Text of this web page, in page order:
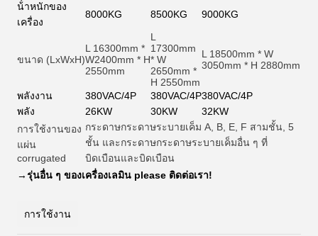
น้ําหนักของ
เครื่อง
8000KG 8500KG 9000KG
ขนาด (LxWxH)
L 16300mm *
W2400mm * H
2550mm
L
17300mm
* W
2650mm *
H 2550mm
L 18500mm * W
3050mm * H 2880mm
พลังงาน 380VAC/4P 380VAC/4P380VAC/4P
พลัง
26KW 30KW
32KW
การใช้งานของ
แผ่น
corrugated
กระดาษกระดาษระบายเค็ม A, B, E, F สามชั้น, 5
ชั้น และกระดาษกระดาษระบายเค็มอื่น ๆ ที่
บิดเบือนและบิดเบือน
→รุ่นอื่น ๆ ของเครื่องเลมิน please ติดต่อเรา!
การใช้งาน